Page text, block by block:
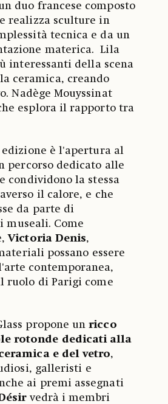
duo francese composto
realizza sculture in
tecnica e da un
materica. Lila
interessanti della scena
ceramica, creando
Nadège Mouyssinat
esplora il rapporto tra
è l'apertura al
percorso dedicato alle
condividono la stessa
il calore, e che
da parte di
Come
Victoria Denis,
possano essere
contemporanea,
ruolo di Parigi come
propone unricco
rotonde dedicati alla
e del vetro,
galleristi e
ai premi assegnati
vedrà i membri